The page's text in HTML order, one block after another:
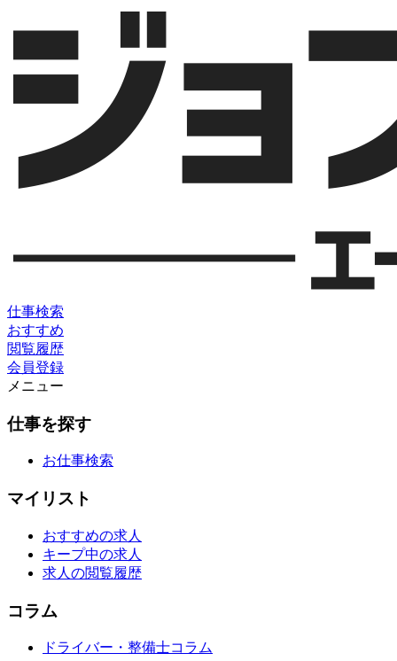
仕事検索
おすすめ
閲覧履歴
会員登録
メニュー
仕事を探す
お仕事検索
マイリスト
おすすめの求人
キープ中の求人
求人の閲覧履歴
コラム
ドライバー・整備士コラム